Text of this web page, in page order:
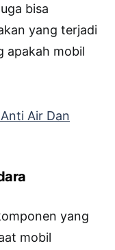
bisa
yang terjadi
apakah mobil
Air Dan
yang
mobil